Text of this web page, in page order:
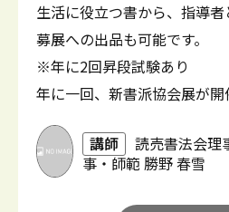
生活に役立つ書から、指導
募展への出品も可能です。
※年に2回昇段試験あり
年に一回、新書派協会展が
講師
読売書法会理
事・師範 勝野 春雪